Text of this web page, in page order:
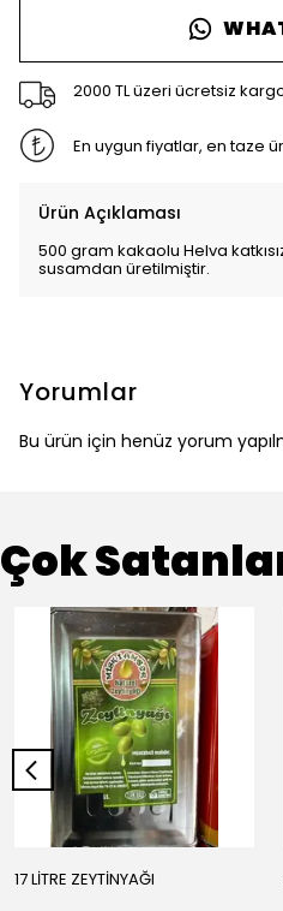
2000 TL üzeri ücretsiz
En uygun fiyatlar, en taze
Ürün Açıklaması
500 gram kakaolu Helva
susamdan üretilmiştir.
Yorumlar
Bu ürün için henüz yorum
Çok
17 LİTRE ZEYTİNYAĞI